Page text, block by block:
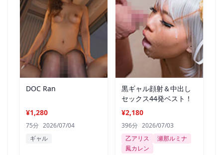
DOC Ran
¥1,280
75分 2026/07/04
ギャル
黒ギャル顔射＆中出し
セックス44発ベスト！
¥2,180
396分 2026/07/03
乙アリス
瀬那ルミナ
鳳カレン